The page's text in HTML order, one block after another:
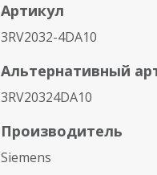
Артикул
3RV2032-4DA10
Альтернативный
3RV20324DA10
Производитель
Siemens